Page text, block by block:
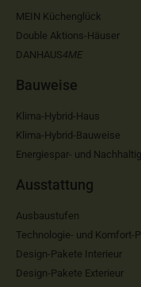
MEIN Küchenglück
Double Aktions-Häuser
DANHAUS4ME
Bauweise
Klima-Hybrid-Haus
Klima-Hybrid-Bauweise
Energiespar- und
Ausstattung
Ausbaustufen
Technologie- und Komfort-
Design-Pakete Interieur
Design-Pakete Exterieur